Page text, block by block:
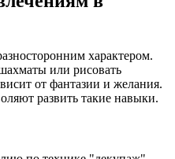
характером.
или рисовать
от фантазии и желания.
развить такие навыки.